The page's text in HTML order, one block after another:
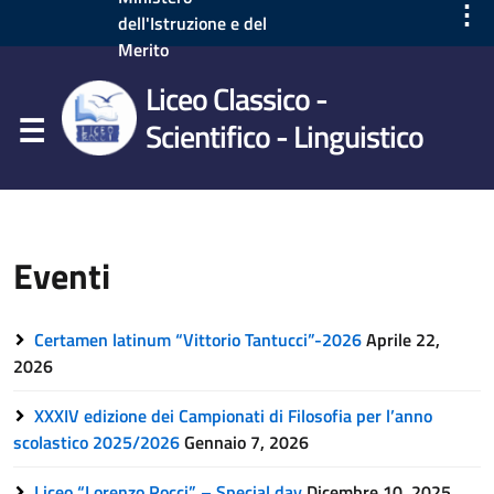
dell'Istruzione e del
Merito
⋮
Liceo Classico -
Scientifico - Linguistico
Eventi
Certamen latinum “Vittorio Tantucci”-2026Aprile 22,
2026
XXXIV edizione dei Campionati di Filosofia per l’anno
scolastico 2025/2026Gennaio 7, 2026